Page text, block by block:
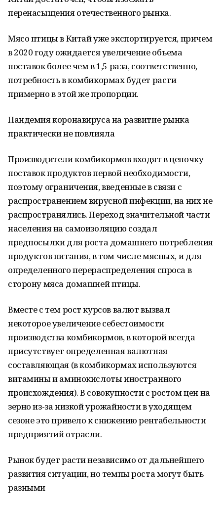
перенасыщения отечественного рынка.
Мясо птицы в Китай уже экспортируется, причем
в 2020 году ожидается увеличение объема
поставок более чем в 1,5 раза, соответственно,
потребность в комбикормах будет расти
примерно в этой же пропорции.
Пандемия коронавируса на развитие рынка
практически не повлияла
Производители комбикормов входят в цепочку
поставок продуктов первой необходимости,
поэтому ограничения, введенные в связи с
распространением вирусной инфекции, на них не
распространялись. Переход значительной части
населения на самоизоляцию создал
предпосылки для роста домашнего потребления
продуктов питания, в том числе мясных, и для
определенного перераспределения спроса в
сторону мяса домашней птицы.
Вместе с тем рост курсов валют вызвал
некоторое увеличение себестоимости
производства комбикормов, в которой всегда
присутствует определенная валютная
составляющая (в комбикормах используются
витамины и аминокислоты иностранного
происхождения). В совокупности с ростом цен на
зерно из-за низкой урожайности в уходящем
сезоне это привело к снижению рентабельности
предприятий отрасли.
Рынок будет расти независимо от дальнейшего
развития ситуации, но темпы роста могут быть
разными